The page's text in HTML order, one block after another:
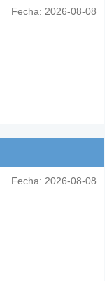
Fecha: 2026-08-08
Fecha: 2026-08-08